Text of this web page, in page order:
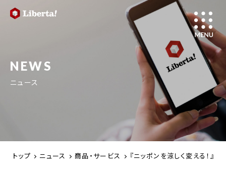
NEWS
ニュース
トップ ニュース 商品・サービス 『ニッポンを涼しく変える！